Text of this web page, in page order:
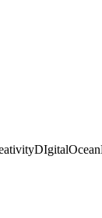
DIgitalOcean